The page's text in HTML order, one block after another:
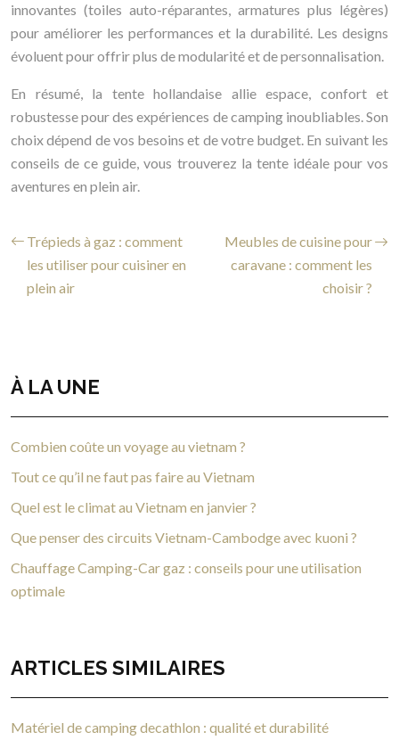
innovantes (toiles auto-réparantes, armatures plus légères)
pour améliorer les performances et la durabilité. Les designs
évoluent pour offrir plus de modularité et de personnalisation.
En résumé, la tente hollandaise allie espace, confort et
robustesse pour des expériences de camping inoubliables. Son
choix dépend de vos besoins et de votre budget. En suivant les
conseils de ce guide, vous trouverez la tente idéale pour vos
aventures en plein air.
Trépieds à gaz : comment
les utiliser pour cuisiner en
plein air
Meubles de cuisine pour
caravane : comment les
choisir ?
À LA UNE
Combien coûte un voyage au vietnam ?
Tout ce qu’il ne faut pas faire au Vietnam
Quel est le climat au Vietnam en janvier ?
Que penser des circuits Vietnam-Cambodge avec kuoni ?
Chauffage Camping-Car gaz : conseils pour une utilisation
optimale
ARTICLES SIMILAIRES
Matériel de camping decathlon : qualité et durabilité